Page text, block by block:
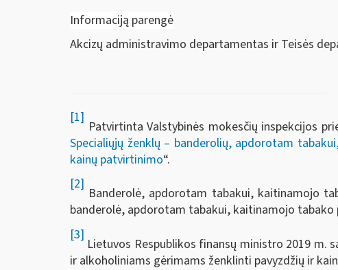
Informaciją parengė
Akcizų administravimo departamentas ir Teisės
[1]
Patvirtinta Valstybinės mokesčių inspekcijos
Specialiųjų ženklų – banderolių, apdorotam
kainų patvirtinimo“.
[2]
Banderolė, apdorotam tabakui, kaitinamojo
banderolė, apdorotam tabakui, kaitinamojo
[3]
Lietuvos Respublikos finansų ministro 2019 m.
ir alkoholiniams gėrimams ženklinti pavyzdžių ir